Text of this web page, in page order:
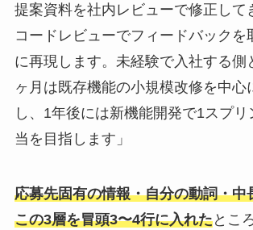
提案資料を社内レビューで修正して
コードレビューでフィードバックを
に再現します。未経験で入社する側
ヶ月は既存機能の小規模改修を中心
し、1年後には新機能開発で1スプリ
当を目指します」
応募先固有の情報・自分の動詞・中
この3層を冒頭3〜4行に入れたとこ